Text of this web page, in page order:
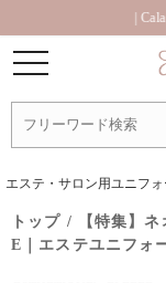
| Calalaブ
エステ・サロン用ユニフ
トップ /
【特集】
E｜エステユニフォ